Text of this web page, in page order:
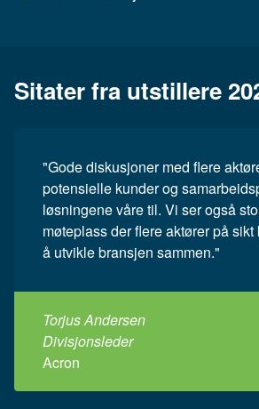
Sitater fra utstillere
"Gode diskusjoner med flere
potensielle kunder og
løsningene våre til. Vi ser også
møteplass der flere aktører på
å utvikle bransjen sammen."
Torjus Andersen
Divisjonsleder
Acron